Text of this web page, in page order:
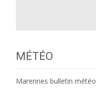
MÉTÉO
Marennes bulletin météo